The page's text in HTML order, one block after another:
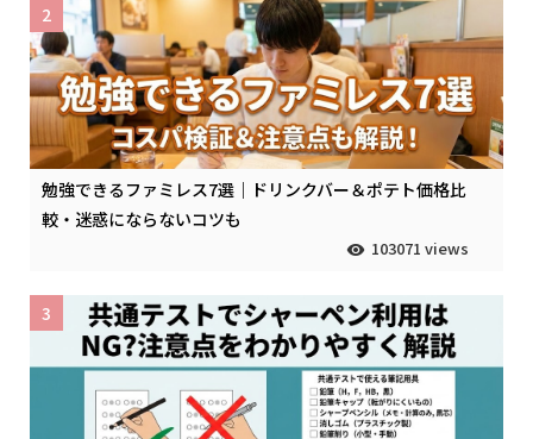
勉強できるファミレス7選｜ドリンクバー＆ポテト価格比
較・迷惑にならないコツも
103071 views
2
3